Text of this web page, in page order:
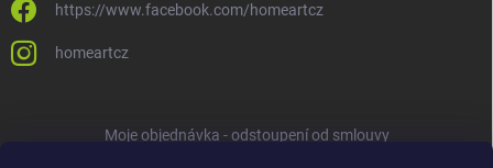
https://www.facebook.com/homeartcz
homeartcz
Moje objednávka - odstoupení od smlouvy